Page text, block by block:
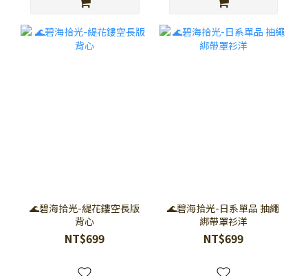
🌊碧海拾光-緹花鏤空長版
背心
NT$699
🌊碧海拾光-日系單品 抽繩
綁帶罩衫洋
NT$699